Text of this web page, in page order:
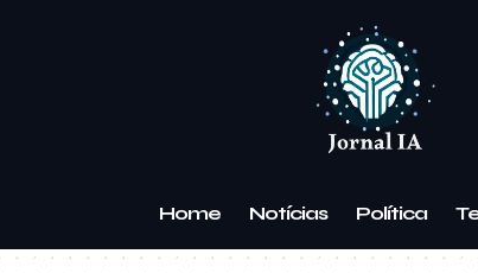
Home Notícias Política